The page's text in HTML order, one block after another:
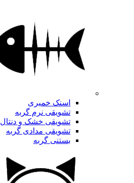
اسنک خمیری
تشویقی نرم گربه
تشویقی خشک و دنتال
تشویقی مدادی گربه
بستنی گربه